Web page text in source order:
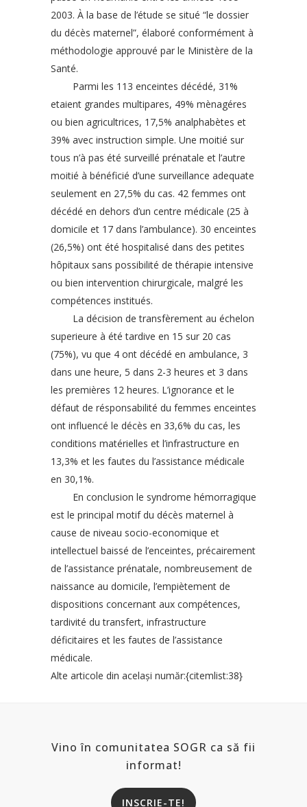
2003. À la base de l’étude se situé “le dossier
du décès maternel”, élaboré conformément à
méthodologie approuvé par le Ministère de la
Santé.
Parmi les 113 enceintes décédé, 31%
etaient grandes multipares, 49% mènagéres
ou bien agricultrices, 17,5% analphabètes et
39% avec instruction simple. Une moitié sur
tous n’à pas été surveillé prénatale et l’autre
moitié à bénéficié d’une surveillance adequate
seulement en 27,5% du cas. 42 femmes ont
décédé en dehors d’un centre médicale (25 à
domicile et 17 dans l’ambulance). 30 enceintes
(26,5%) ont été hospitalisé dans des petites
hôpitaux sans possibilité de thérapie intensive
ou bien intervention chirurgicale, malgré les
compétences institués.
La décision de transfèrement au échelon
superieure à été tardive en 15 sur 20 cas
(75%), vu que 4 ont décédé en ambulance, 3
dans une heure, 5 dans 2-3 heures et 3 dans
les premières 12 heures. L’ignorance et le
défaut de résponsabilité du femmes enceintes
ont influencé le décès en 33,6% du cas, les
conditions matérielles et l’infrastructure en
13,3% et les fautes du l’assistance médicale
en 30,1%.
En conclusion le syndrome hémorragique
est le principal motif du décès maternel à
cause de niveau socio-economique et
intellectuel baissé de l’enceintes, précairement
de l’assistance prénatale, nombreusement de
naissance au domicile, l’empiètement de
dispositions concernant aux compétences,
tardivité du transfert, infrastructure
déficitaires et les fautes de l’assistance
médicale.
Alte articole din acelaşi număr:{citemlist:38}
Vino în comunitatea SOGR ca să fii
informat!
INSCRIE-TE!